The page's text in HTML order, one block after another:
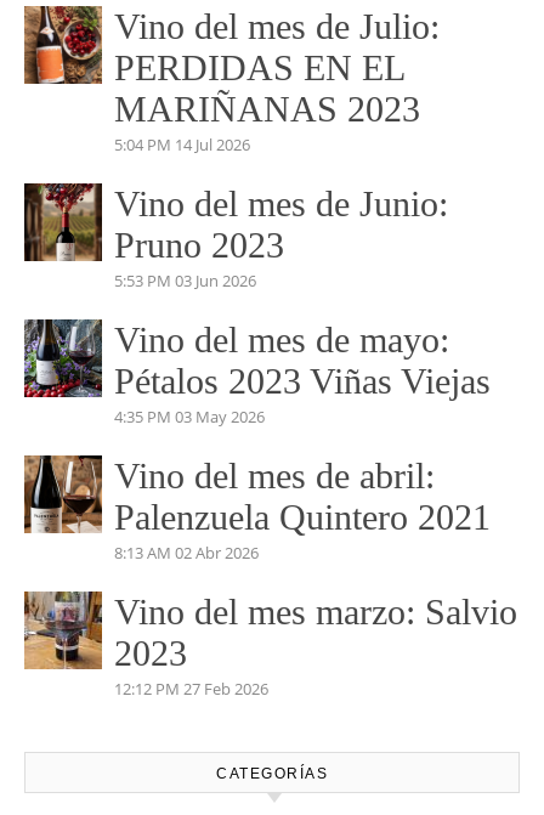
Vino del mes de Julio:
PERDIDAS EN EL
MARIÑANAS 2023
5:04 PM 14 Jul 2026
Vino del mes de Junio:
Pruno 2023
5:53 PM 03 Jun 2026
Vino del mes de mayo:
Pétalos 2023 Viñas Viejas
4:35 PM 03 May 2026
Vino del mes de abril:
Palenzuela Quintero 2021
8:13 AM 02 Abr 2026
Vino del mes marzo: Salvio
2023
12:12 PM 27 Feb 2026
CATEGORÍAS